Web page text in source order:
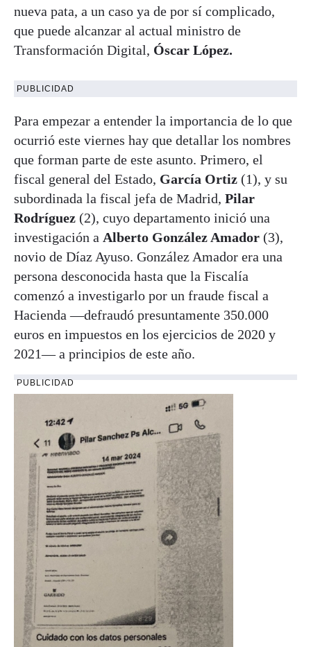
nueva pata, a un caso ya de por sí complicado,
que puede alcanzar al actual ministro de
Transformación Digital, Óscar López.
PUBLICIDAD
Para empezar a entender la importancia de lo que
ocurrió este viernes hay que detallar los nombres
que forman parte de este asunto. Primero, el
fiscal general del Estado, García Ortiz (1), y su
subordinada la fiscal jefa de Madrid, Pilar
Rodríguez (2), cuyo departamento inició una
investigación a Alberto González Amador (3),
novio de Díaz Ayuso. González Amador era una
persona desconocida hasta que la Fiscalía
comenzó a investigarlo por un fraude fiscal a
Hacienda —defraudó presuntamente 350.000
euros en impuestos en los ejercicios de 2020 y
2021— a principios de este año.
PUBLICIDAD